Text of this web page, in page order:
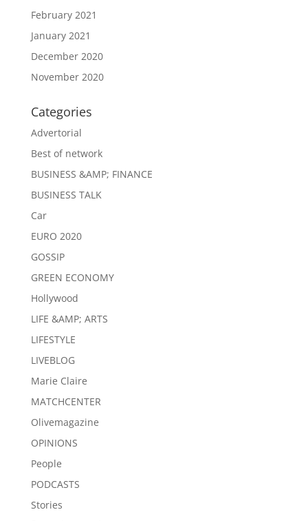
February 2021
January 2021
December 2020
November 2020
Categories
Advertorial
Best of network
BUSINESS &AMP; FINANCE
BUSINESS TALK
Car
EURO 2020
GOSSIP
GREEN ECONOMY
Hollywood
LIFE &AMP; ARTS
LIFESTYLE
LIVEBLOG
Marie Claire
MATCHCENTER
Olivemagazine
OPINIONS
People
PODCASTS
Stories